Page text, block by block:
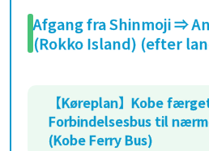
Afgang fra Shinmoji ⇒
(Rokko Island) (efter
【Køreplan】Kobe
Forbindelsesbus til
(Kobe Ferry Bus)